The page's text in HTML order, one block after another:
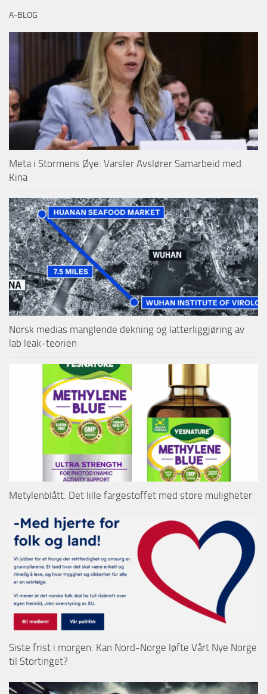
A-BLOG
Meta i Stormens Øye: Varsler Avslører Samarbeid med
Kina
Norsk medias manglende dekning og latterliggjøring av
lab leak-teorien
Metylenblått: Det lille fargestoffet med store muligheter
Siste frist i morgen: Kan Nord-Norge løfte Vårt Nye Norge
til Stortinget?